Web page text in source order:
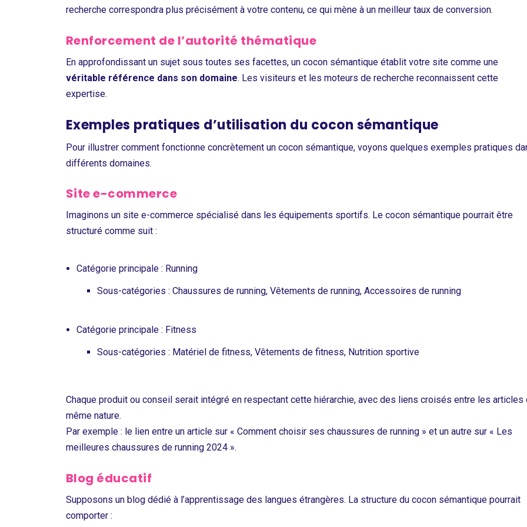
recherche correspondra plus précisément à votre contenu, ce qui mène à un meilleur taux de conversion.
Renforcement de l’autorité thématique
En approfondissant un sujet sous toutes ses facettes, un cocon sémantique établit votre site comme une
véritable référence dans son domaine. Les visiteurs et les moteurs de recherche reconnaissent cette
expertise.
Exemples pratiques d’utilisation du cocon sémantique
Pour illustrer comment fonctionne concrètement un cocon sémantique, voyons quelques exemples pratiques
différents domaines.
Site e-commerce
Imaginons un site e-commerce spécialisé dans les équipements sportifs. Le cocon sémantique pourrait être
structuré comme suit :
Catégorie principale : Running
Sous-catégories : Chaussures de running, Vêtements de running, Accessoires de running
Catégorie principale : Fitness
Sous-catégories : Matériel de fitness, Vêtements de fitness, Nutrition sportive
Chaque produit ou conseil serait intégré en respectant cette hiérarchie, avec des liens croisés entre les articles
même nature.
Par exemple : le lien entre un article sur « Comment choisir ses chaussures de running » et un autre sur « Les
meilleures chaussures de running 2024 ».
Blog éducatif
Supposons un blog dédié à l’apprentissage des langues étrangères. La structure du cocon sémantique pourrait
comporter :